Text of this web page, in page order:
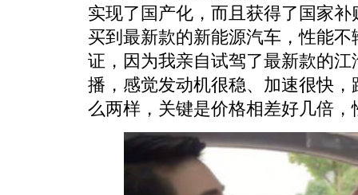
实现了国产化，而且获得了国家
买到最新款的新能源汽车，性能
证，因为我亲自试驾了最新款的
播，感觉发动机很稳、加速很快
么两样，关键是价格相差好几倍，